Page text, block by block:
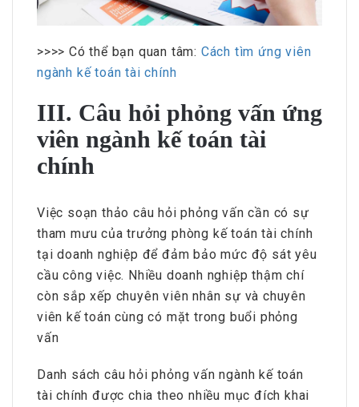
>>>> Có thể bạn quan tâm: Cách tìm ứng viên
ngành kế toán tài chính
III. Câu hỏi phỏng vấn ứng
viên ngành kế toán tài
chính
Việc soạn thảo câu hỏi phỏng vấn cần có sự
tham mưu của trưởng phòng kế toán tài chính
tại doanh nghiệp để đảm bảo mức độ sát yêu
cầu công việc. Nhiều doanh nghiệp thậm chí
còn sắp xếp chuyên viên nhân sự và chuyên
viên kế toán cùng có mặt trong buổi phỏng
vấn
Danh sách câu hỏi phỏng vấn ngành kế toán
tài chính được chia theo nhiều mục đích khai